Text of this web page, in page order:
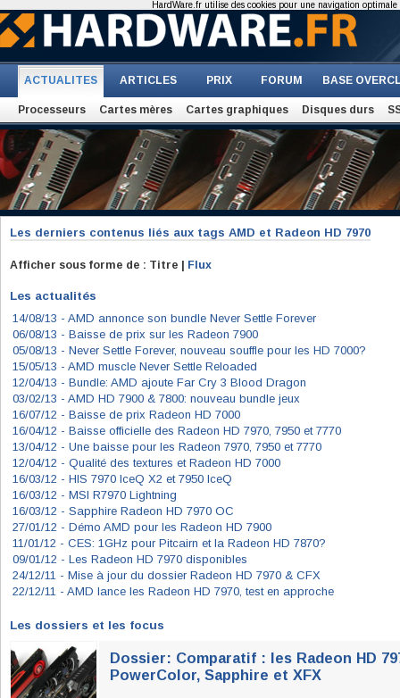
ACTUALITES ARTICLES PRIX FORUM BASE
Processeurs Cartes mères Cartes graphiques Disques durs
Les derniers contenus liés aux tags AMD et Radeon HD 7970
Afficher sous forme de : Titre | Flux
Les actualités
14/08/13 - AMD annonce son bundle Never Settle Forever
06/08/13 - Baisse de prix sur les Radeon 7900
05/08/13 - Never Settle Forever, nouveau souffle pour les HD 7000?
15/05/13 - AMD muscle Never Settle Reloaded
12/04/13 - Bundle: AMD ajoute Far Cry 3 Blood Dragon
03/02/13 - AMD HD 7900 & 7800: nouveau bundle jeux
16/07/12 - Baisse de prix Radeon HD 7000
16/04/12 - Baisse officielle des Radeon HD 7970, 7950 et 7770
13/04/12 - Une baisse pour les Radeon 7970, 7950 et 7770
12/04/12 - Qualité des textures et Radeon HD 7000
16/03/12 - HIS 7970 IceQ X2 et 7950 IceQ
16/03/12 - MSI R7970 Lightning
16/03/12 - Sapphire Radeon HD 7970 OC
27/01/12 - Démo AMD pour les Radeon HD 7900
11/01/12 - CES: 1GHz pour Pitcairn et la Radeon HD 7870?
09/01/12 - Les Radeon HD 7970 disponibles
24/12/11 - Mise à jour du dossier Radeon HD 7970 & CFX
22/12/11 - AMD lance les Radeon HD 7970, test en approche
Les dossiers et les focus
Dossier: Comparatif : les Radeon HD
PowerColor, Sapphire et XFX
HardWare.fr utilise des cookies pour une navigation